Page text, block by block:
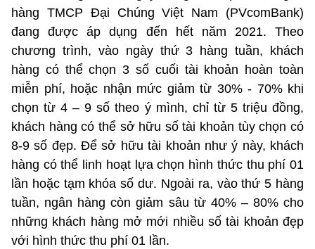
hàng TMCP Đại Chúng Việt Nam (PVcomBank)
đang được áp dụng đến hết năm 2021. Theo
chương trình, vào ngày thứ 3 hàng tuần, khách
hàng có thể chọn 3 số cuối tài khoản hoàn toàn
miễn phí, hoặc nhận mức giảm từ 30% - 70% khi
chọn từ 4 – 9 số theo ý mình, chỉ từ 5 triệu đồng,
khách hàng có thể sở hữu số tài khoản tùy chọn có
8-9 số đẹp. Để sở hữu tài khoản như ý này, khách
hàng có thể linh hoạt lựa chọn hình thức thu phí 01
lần hoặc tạm khóa số dư. Ngoài ra, vào thứ 5 hàng
tuần, ngân hàng còn giảm sâu từ 40% – 80% cho
những khách hàng mở mới nhiều số tài khoản đẹp
với hình thức thu phí 01 lần.